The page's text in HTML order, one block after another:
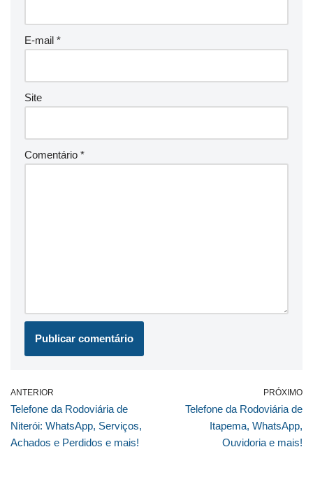
E-mail *
Site
Comentário *
ANTERIOR
Telefone da Rodoviária de
Niterói: WhatsApp, Serviços,
Achados e Perdidos e mais!
PRÓXIMO
Telefone da Rodoviária de
Itapema, WhatsApp,
Ouvidoria e mais!